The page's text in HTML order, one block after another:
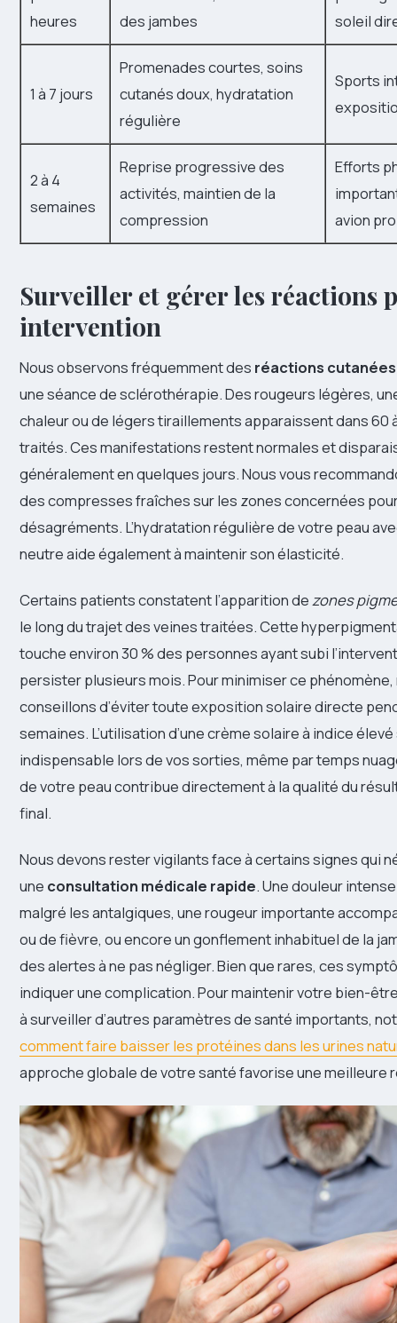
heures
des jambes
soleil
1 à 7 jours
Promenades courtes, soins
cutanés doux, hydratation
régulière
Sports
2 à 4
semaines
Reprise progressive des
activités, maintien de la
compression
Efforts
avion
Surveiller et gérer les réactions
intervention
Nous observons fréquemment des réactions
une séance de sclérothérapie. Des rougeurs légères,
chaleur ou de légers tiraillements apparaissent dans 60
traités. Ces manifestations restent normales et
généralement en quelques jours. Nous vous
des compresses fraîches sur les zones concernées
désagréments. L’hydratation régulière de votre peau
neutre aide également à maintenir son élasticité.
Certains patients constatent l’apparition dezones
le long du trajet des veines traitées. Cette
touche environ 30 % des personnes ayant subi
persister plusieurs mois. Pour minimiser ce phénomène,
conseillons d’éviter toute exposition solaire directe
semaines. L’utilisation d’une crème solaire à indice élevé
indispensable lors de vos sorties, même par temps
de votre peau contribue directement à la qualité du
final.
Nous devons rester vigilants face à certains signes qui
une consultation médicale rapide. Une douleur
malgré les antalgiques, une rougeur importante
ou de fièvre, ou encore un gonflement inhabituel de la
des alertes à ne pas négliger. Bien que rares, ces
indiquer une complication. Pour maintenir votre bien-
à surveiller d’autres paramètres de santé importants,
comment faire baisser les protéines dans les urines
approche globale de votre santé favorise une meilleure